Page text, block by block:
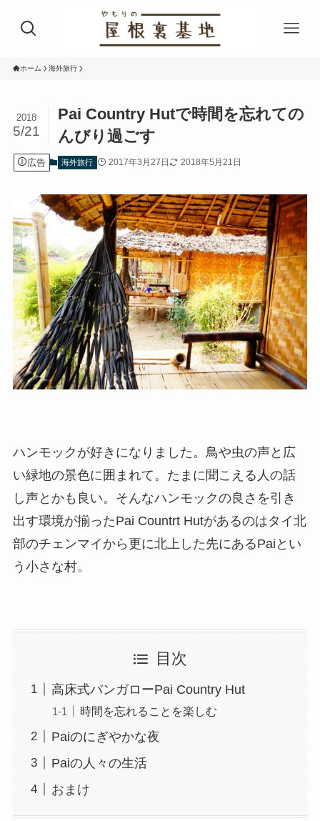
ホーム 海外旅行
Pai Country Hutで時間を忘れての
んびり過ごす
2018
5/21
広告 海外旅行 2017年3月27日 2018年5月21日
ハンモックが好きになりました。鳥や虫の声と広
い緑地の景色に囲まれて。たまに聞こえる人の話
し声とかも良い。そんなハンモックの良さを引き
出す環境が揃ったPai Countrt Hutがあるのはタイ北
部のチェンマイから更に北上した先にあるPaiとい
う小さな村。
目次
高床式バンガローPai Country Hut
時間を忘れることを楽しむ
Paiのにぎやかな夜
Paiの人々の生活
おまけ